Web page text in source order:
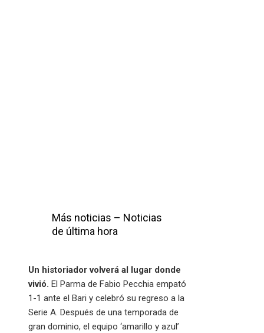
Más noticias – Noticias
de última hora
Un historiador volverá al lugar donde
vivió. El Parma de Fabio Pecchia empató
1-1 ante el Bari y celebró su regreso a la
Serie A. Después de una temporada de
gran dominio, el equipo ‘amarillo y azul’